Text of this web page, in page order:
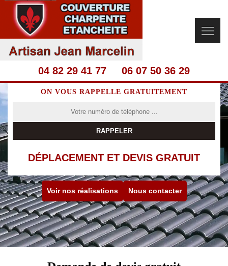
04 82 29 41 77 06 07 50 36 29
ON VOUS RAPPELLE GRATUITEMENT
DÉPLACEMENT ET DEVIS GRATUIT
Voir nos réalisations Nous contacter